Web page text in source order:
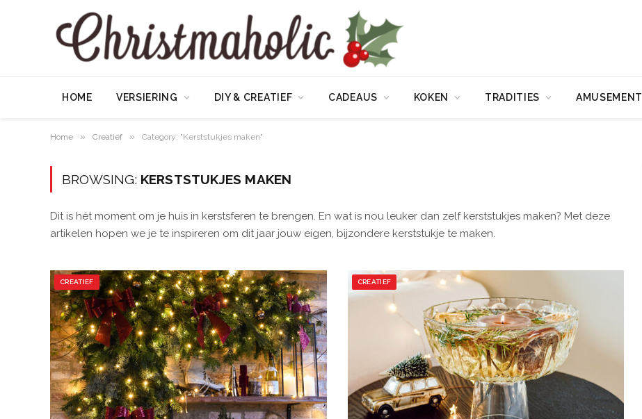
HOME VERSIERING DIY & CREATIEF CADEAUS KOKEN TRADITIES AMUSEMENT
Home » Creatief » Category: "Kerststukjes maken"
BROWSING: KERSTSTUKJES MAKEN
Dit is hét moment om je huis in kerstsferen te brengen. En wat is nou leuker dan zelf kerststukjes maken? Met deze
artikelen hopen we je te inspireren om dit jaar jouw eigen, bijzondere kerststukje te maken.
CREATIEF CREATIEF